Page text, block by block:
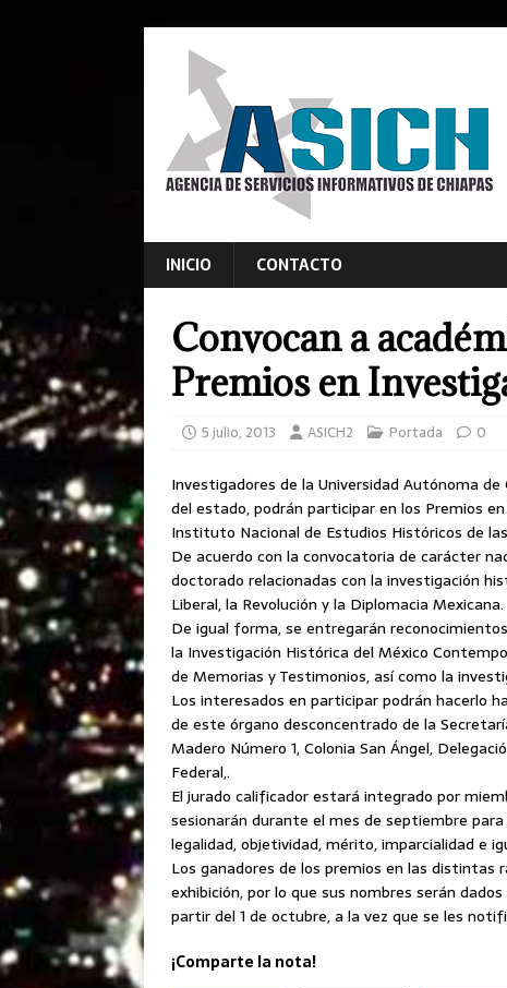
INICIO CONTACTO
Convocan a
Premios en
5 julio, 2013 ASICH2 Portada 0
Investigadores de la Universidad Autónoma
del estado, podrán participar en los Premios
Instituto Nacional de Estudios Históricos de
De acuerdo con la convocatoria de carácter
doctorado relacionadas con la investigación
Liberal, la Revolución y la Diplomacia Mexicana.
De igual forma, se entregarán
la Investigación Histórica del México
de Memorias y Testimonios, así como la
Los interesados en participar podrán hacerlo
de este órgano desconcentrado de la
Madero Número 1, Colonia San Ángel,
Federal,.
El jurado calificador estará integrado por
sesionarán durante el mes de septiembre
legalidad, objetividad, mérito, imparcialidad e
Los ganadores de los premios en las distintas
exhibición, por lo que sus nombres serán
partir del 1 de octubre, a la vez que se les
¡Comparte la nota!